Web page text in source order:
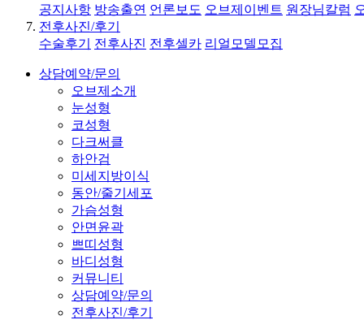
공지사항 방송출연 언론보도 오브제이벤트 원장님칼럼
전후사진/후기
수술후기
전후사진 전후셀카 리얼모델모집
상담예약/문의
오브제소개
눈성형
코성형
다크써클
하안검
미세지방이식
동안/줄기세포
가슴성형
안면윤곽
쁘띠성형
바디성형
커뮤니티
상담예약/문의
전후사진/후기